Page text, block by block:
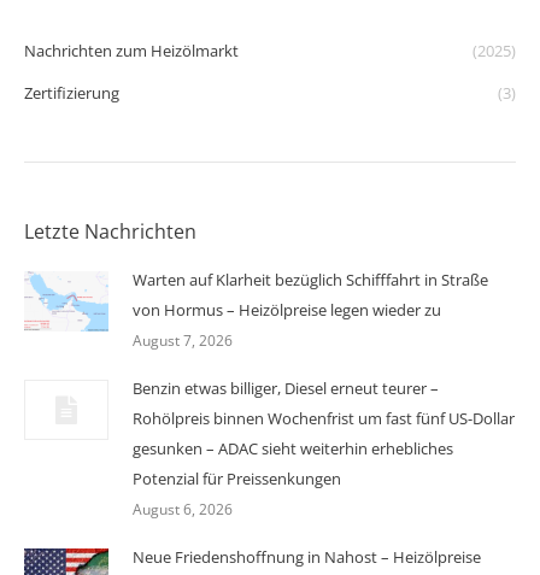
Nachrichten zum Heizölmarkt
(2025)
Zertifizierung
(3)
Letzte Nachrichten
Warten auf Klarheit bezüglich Schifffahrt in Straße
von Hormus – Heizölpreise legen wieder zu
August 7, 2026
Benzin etwas billiger, Diesel erneut teurer –
Rohölpreis binnen Wochenfrist um fast fünf US-Dollar
gesunken – ADAC sieht weiterhin erhebliches
Potenzial für Preissenkungen
August 6, 2026
Neue Friedenshoffnung in Nahost – Heizölpreise